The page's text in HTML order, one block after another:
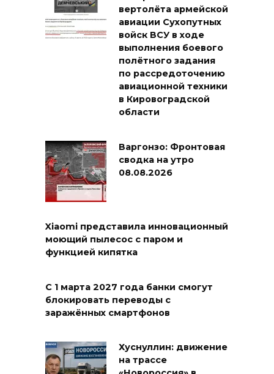
вертолёта армейской
авиации Сухопутных
войск ВСУ в ходе
выполнения боевого
полётного задания
по рассредоточению
авиационной техники
в Кировоградской
области
Варгонзо: Фронтовая
сводка на утро
08.08.2026
Xiaomi представила инновационный
моющий пылесос с паром и
функцией кипятка
С 1 марта 2027 года банки смогут
блокировать переводы с
заражённых смартфонов
Хуснуллин: движение
на трассе